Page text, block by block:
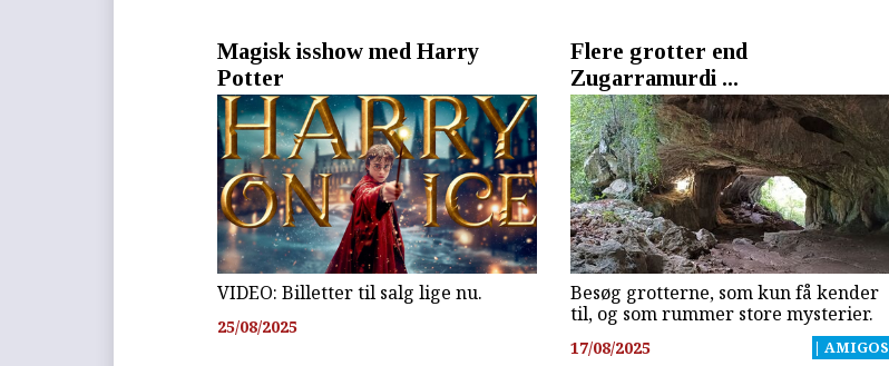
Magisk isshow med Harry
Potter
VIDEO: Billetter til salg lige nu.
25/08/2025
Flere grotter end
Zugarramurdi ...
Besøg grotterne, som kun få kender
til, og som rummer store mysterier.
17/08/2025 | AMIGOS